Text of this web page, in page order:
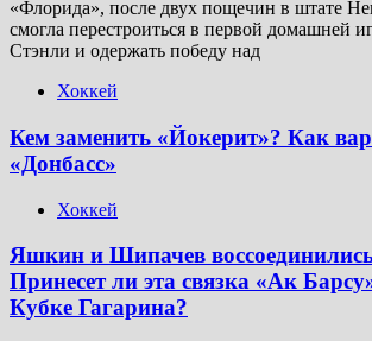
«Флорида», после двух пощечин в штате
смогла перестроиться в первой домашней
Стэнли и одержать победу над
Хоккей
Кем заменить «Йокерит»? Как
«Донбасс»
Хоккей
Яшкин и Шипачев
Принесет ли эта связка «Ак
Кубке Гагарина?